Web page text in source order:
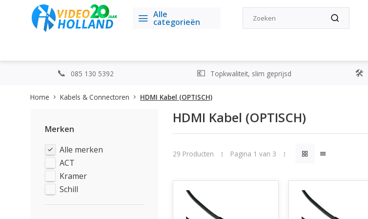
Alle
categorieën
085 130 5392 Topkwaliteit, slim geprijsd
Home Kabels & Connectoren HDMI Kabel (OPTISCH)
Merken
Alle merken
ACT
Kramer
Schill
HDMI Kabel (OPTISCH)
29 Producten Pagina 1 van 3